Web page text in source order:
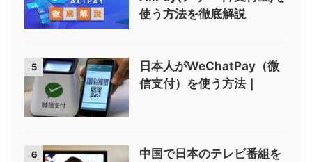
使う方法を徹底解説
5
日本人がWeChatPay（微
信支付）を使う方法｜
6
中国で日本のテレビ番組を